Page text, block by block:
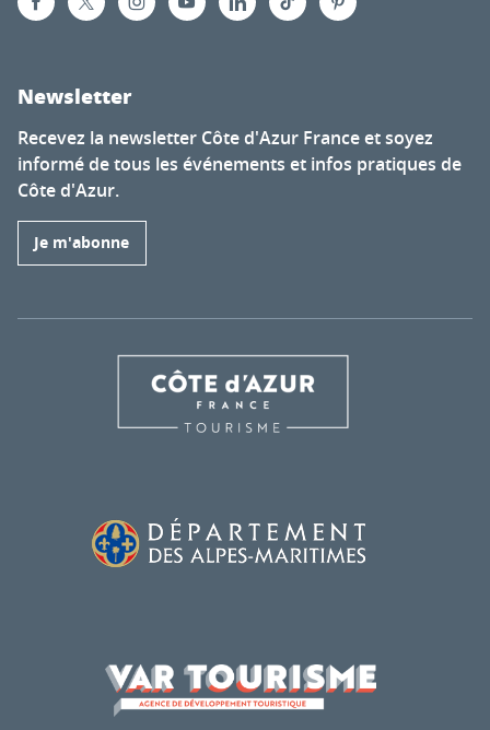
Newsletter
Recevez la newsletter Côte d'Azur France et soyez
informé de tous les événements et infos pratiques de
Côte d'Azur.
Je m'abonne